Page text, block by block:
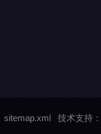
sitemap.xml技术支持：